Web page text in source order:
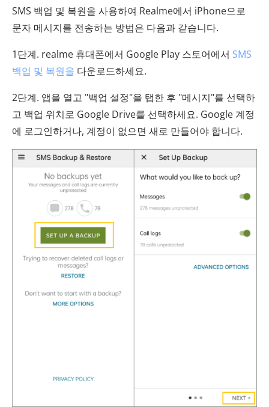
SMS 백업 및 복원을 사용하여 Realme에서 iPhone으로
문자 메시지를 전송하는 방법은 다음과 같습니다.
1단계. realme 휴대폰에서 Google Play 스토어에서 SMS
백업 및 복원을 다운로드하세요.
2단계. 앱을 열고 "백업 설정"을 탭한 후 "메시지"를 선택하
고 백업 위치로 Google Drive를 선택하세요. Google 계정
에 로그인하거나, 계정이 없으면 새로 만들어야 합니다.